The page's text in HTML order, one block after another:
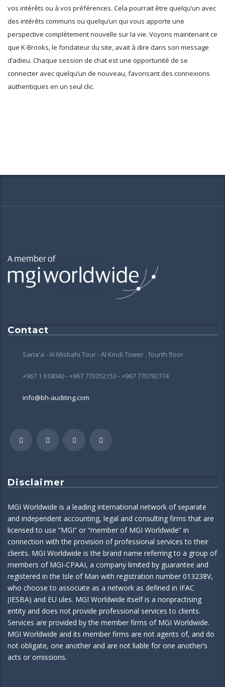
vos intérêts ou à vos préférences. Cela pourrait être quelqu’un avec
des intérêts communs ou quelqu’un qui vous apporte une
perspective complètement nouvelle sur la vie. Voyons maintenant ce
que K-Brooks, le fondateur du site, avait à dire dans son message
d’adieu. Chaque session de chat est une opportunité de se
connecter avec quelqu’un de nouveau, favorisant des connexions
authentiques en un seul clic.
Contact
Sana'a - Al Misbahi Tour - Al Kindi Tower , fourth floor
+967 1 618040 - +967 773352153 - +967 770792774
info@bh-auditing.com
Disclaimer
MGI Worldwide is a leading international network of separate
and independent accounting, legal and consulting firms that are
licensed to use “MGI” or “member of MGI Worldwide” in
connection with the provision of professional services to their
clients. MGI Worldwide is the brand name referring to a group of
members of MGI-CPAAI, a company limited by guarantee and
registered in the Isle of Man with registration number 013238V,
who choose to associate as a network as defined in IFAC
(IESBA) and EU ules. MGI Worldwide itself is a nonpractising
entity and does not provide professional services to clients.
Services are provided by the member firms of MGI Worldwide.
MGI Worldwide and its member firms are not agents of, and do
not obligate, one another and are not liable for one another’s
acts or omissions.